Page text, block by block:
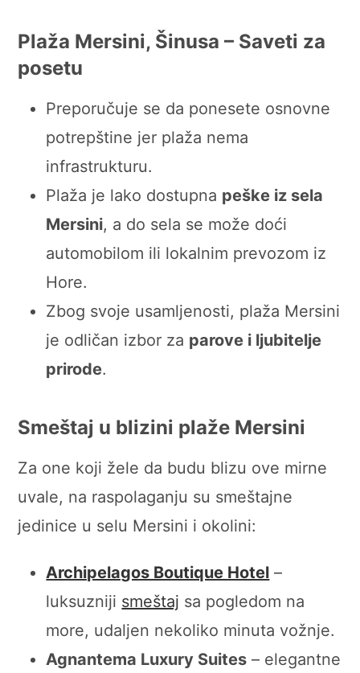
Plaža Mersini, Šinusa – Saveti za
posetu
Preporučuje se da ponesete osnovne
potrepštine jer plaža nema
infrastrukturu.
Plaža je lako dostupna peške iz sela
Mersini, a do sela se može doći
automobilom ili lokalnim prevozom iz
Hore.
Zbog svoje usamljenosti, plaža Mersini
je odličan izbor za parove i ljubitelje
prirode.
Smeštaj u blizini plaže Mersini
Za one koji žele da budu blizu ove mirne
uvale, na raspolaganju su smeštajne
jedinice u selu Mersini i okolini:
Archipelagos Boutique Hotel –
luksuzniji smeštaj sa pogledom na
more, udaljen nekoliko minuta vožnje.
Agnantema Luxury Suites – elegantne